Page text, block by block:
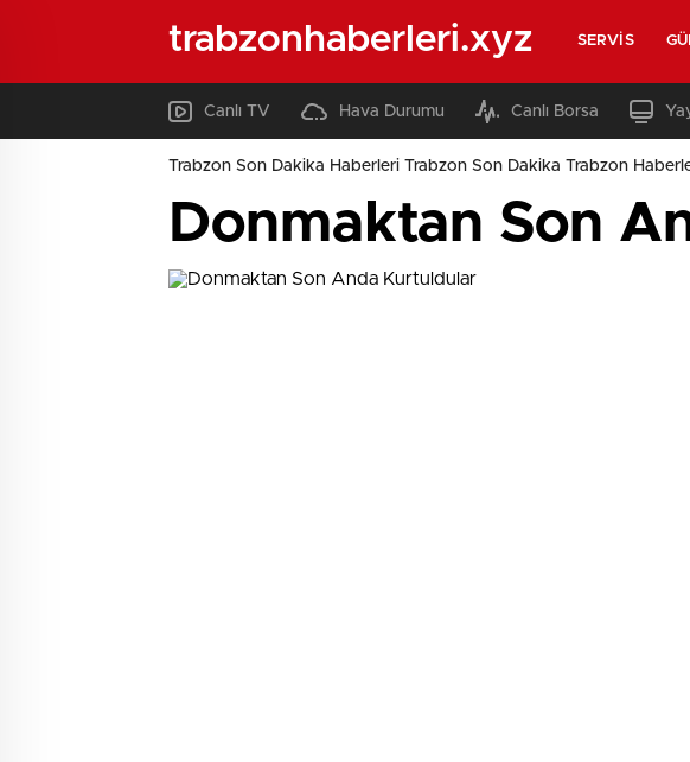
trabzonhaberleri.xyz SERVIS
Canlı TV Hava Durumu Canlı Borsa
Trabzon Son Dakika Haberleri Trabzon Son Dakika Trabzon
Donmaktan Son